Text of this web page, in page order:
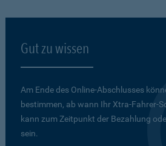
Gut zu wissen
Am Ende des Online-Abschlusses
bestimmen, ab wann Ihr Xtra-Fahrer-
kann zum Zeitpunkt der Bezahlung
sein.